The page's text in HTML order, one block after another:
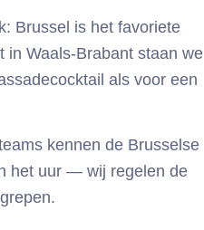
Brussel is het favoriete
in Waals-Brabant staan we
als voor een
kennen de Brusselse
het uur — wij regelen de